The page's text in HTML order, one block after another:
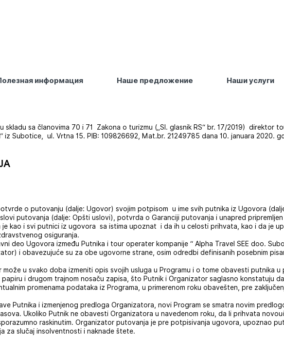
информация Наше предложение Наши услуги
skladu sa članovima 70 i 71 Zakona o turizmu („Sl. glasnik RS“ br. 17/2019) direktor
iz Subotice, ul. Vrtna 15. PIB: 109826692, Mat.br. 21249785 dana 10. januara 2020.
o putovanju (dalje: Ugovor) svojim potpisom u ime svih putnika iz Ugovora
putovanja (dalje: Opšti uslovi), potvrda o Garanciji putovanja i unapred
kao i svi putnici iz ugovora sa istima upoznat i da ih u celosti prihvata, kao i da je
osiguranja.
deo Ugovora između Putnika i tour operater kompanije “ Alpha Travel SEE doo.
i obavezujuće su za obe ugovorne strane, osim odredbi definisanih posebnim
u svako doba izmeniti opis svojih usluga u Programu i o tome obavesti putnika u
i drugom trajnom nosaču zapisa, što Putnik i Organizator saglasno konstatuju
promenama podataka iz Programa, u primerenom roku obavešten, pre
Putnika i izmenjenog predloga Organizatora, novi Program se smatra novim
Ukoliko Putnik ne obavesti Organizatora u navedenom roku, da li prihvata
raskinutim. Organizator putovanja je pre potpisivanja ugovora, upoznao
za slučaj insolventnosti i naknade štete.